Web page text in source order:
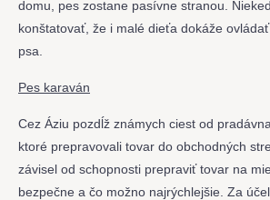
domu, pes zostane pasívne stranou.
konštatovať, že i malé dieťa dokáže
psa.
Pes karaván
Cez Áziu pozdĺž známych ciest od
ktoré prepravovali tovar do obchodných
závisel od schopnosti prepraviť tovar na
bezpečne a čo možno najrýchlejšie. Za